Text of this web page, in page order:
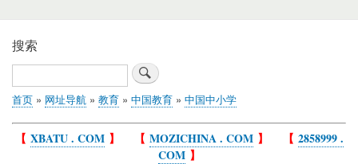
搜索
搜
索
面
包
屑
首页 网址导航 教育 中国教育 中国中小学
【 XBATU . COM】 【 MOZICHINA . COM】 【 2858999 .
COM】